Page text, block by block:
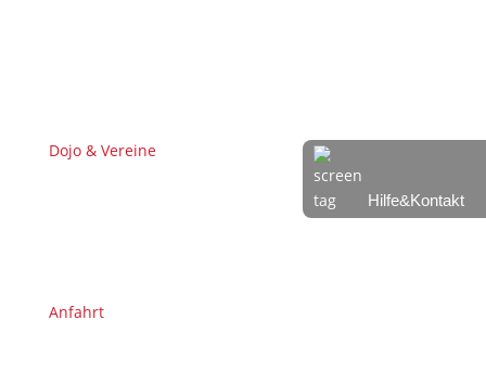
Dojo & Vereine
Anfahrt
Hilfe&Kontakt